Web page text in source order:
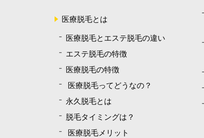
医療脱毛とは
医療脱毛とエステ脱毛の違い
エステ脱毛の特徴
医療脱毛の特徴
医療脱毛ってどうなの？
永久脱毛とは
脱毛タイミングは？
医療脱毛メリット